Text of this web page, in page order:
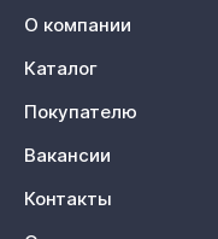
О компании
Каталог
Покупателю
Вакансии
Контакты